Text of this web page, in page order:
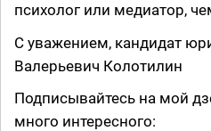
психолог или медиатор,
С уважением, кандидат
Валерьевич Колотилин
Подписывайтесь на мой
много интересного: